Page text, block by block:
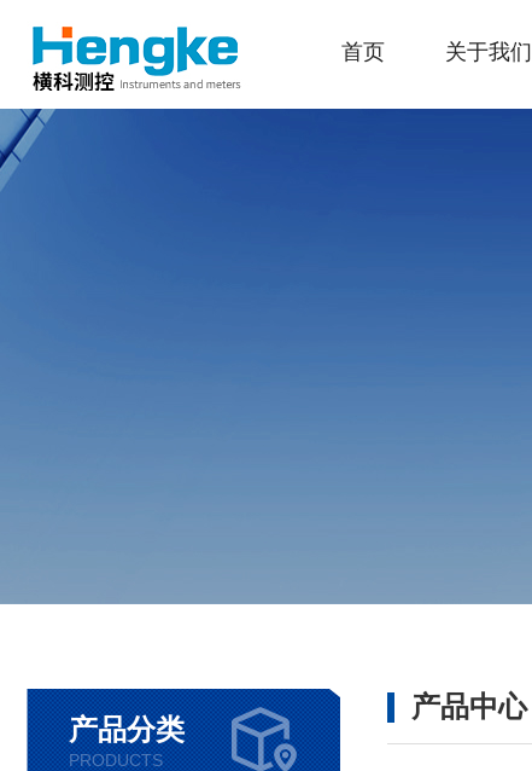
首页 关于我们
产品分类
PRODUCTS
产品中心